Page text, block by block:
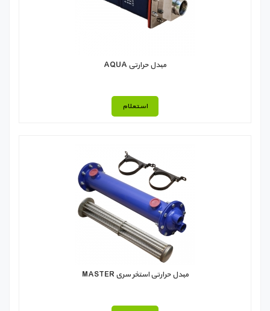
مبدل حرارتی AQUA
استعلام
مبدل حرارتی استخر سری MASTER